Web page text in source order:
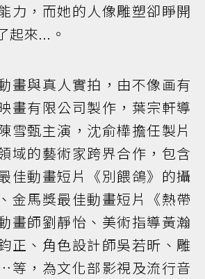
力，而她的人像雕塑卻睜開
起來...。
畫與真人實拍，由不像画有
畫有限公司製作，葉宗軒導
雪甄主演，沈俞樺擔任製片
域的藝術家跨界合作，包含
佳動畫短片《別餵鴿》的攝
金馬獎最佳動畫短片《熱帶
畫師劉靜怡、美術指導黃瀚
正、角色設計師吳若昕、雕
等，為文化部影視及流行音